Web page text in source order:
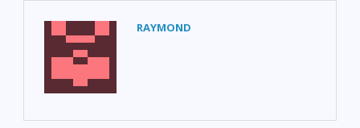
RAYMOND